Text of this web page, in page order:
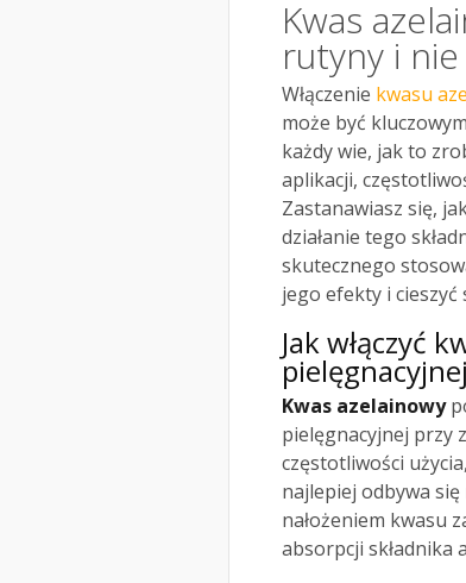
Kwas
rutyny i
Włączenie kwasu
może być
każdy wie, jak to
aplikacji,
Zastanawiasz się,
działanie tego
skutecznego
jego efekty i cieszyć
Jak włączyć
Kwas azelainowy
pielęgnacyjnej przy
częstotliwości
najlepiej odbywa
nałożeniem kwasu
absorpcji składnika